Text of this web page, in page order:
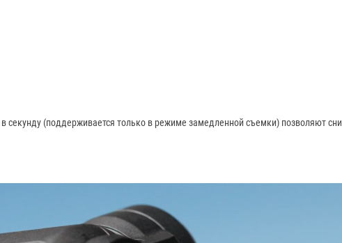
секунду (поддерживается только в режиме замедленной съемки) позволяют